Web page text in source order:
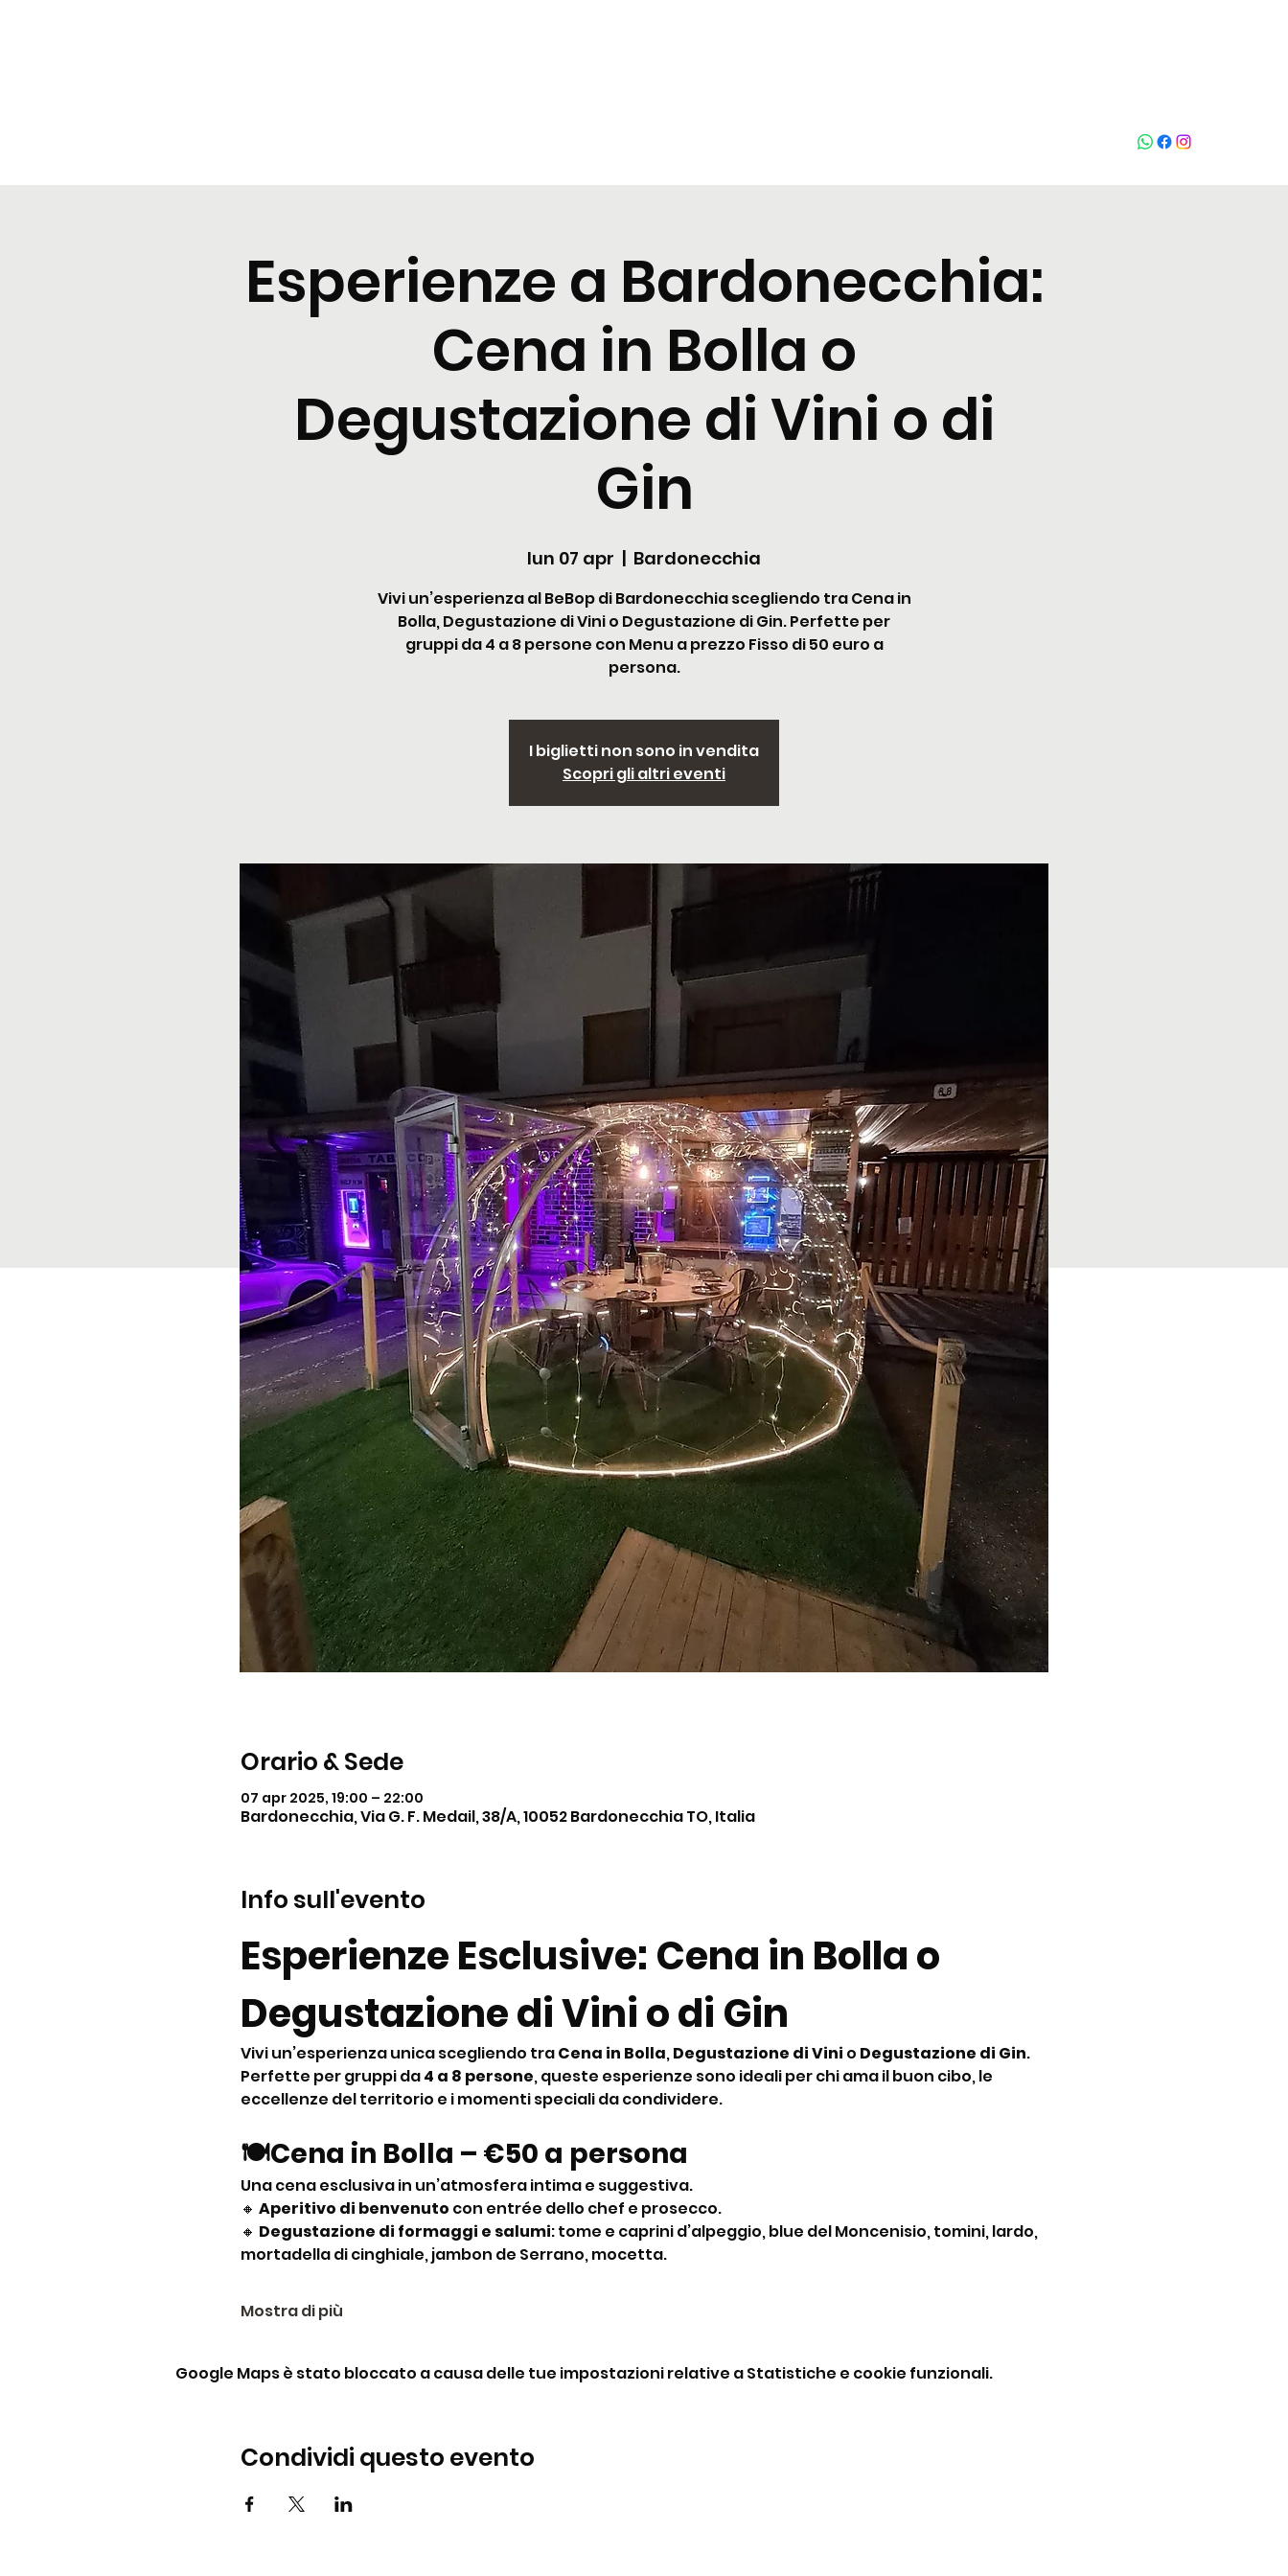
Esperienze a Bardonecchia:
Cena in Bolla o
Degustazione di Vini o di
Gin
lun 07 apr
  |
Bardonecchia
Vivi un’esperienza al BeBop di Bardonecchia scegliendo tra Cena in
Bolla, Degustazione di Vini o Degustazione di Gin. Perfette per
gruppi da 4 a 8 persone con Menu a prezzo Fisso di 50 euro a
persona.
I biglietti non sono in vendita
Scopri gli altri eventi
Orario & Sede
07 apr 2025, 19:00 – 22:00
Bardonecchia, Via G. F. Medail, 38/A, 10052 Bardonecchia TO, Italia
Info sull'evento
Esperienze Esclusive: Cena in Bolla o
Degustazione di Vini o di Gin
Vivi un’esperienza unica scegliendo tra Cena in Bolla, Degustazione di Vini o Degustazione di Gin.
Perfette per gruppi da 4 a 8 persone, queste esperienze sono ideali per chi ama il buon cibo, le
eccellenze del territorio e i momenti speciali da condividere.
🍽️Cena in Bolla – €50 a persona
Una cena esclusiva in un’atmosfera intima e suggestiva.
🔸 Aperitivo di benvenuto con entrée dello chef e prosecco.
🔸 Degustazione di formaggi e salumi: tome e caprini d’alpeggio, blue del Moncenisio, tomini, lardo,
mortadella di cinghiale, jambon de Serrano, mocetta.
Mostra di più
Google Maps è stato bloccato a causa delle tue impostazioni relative a Statistiche e cookie funzionali.
Condividi questo evento